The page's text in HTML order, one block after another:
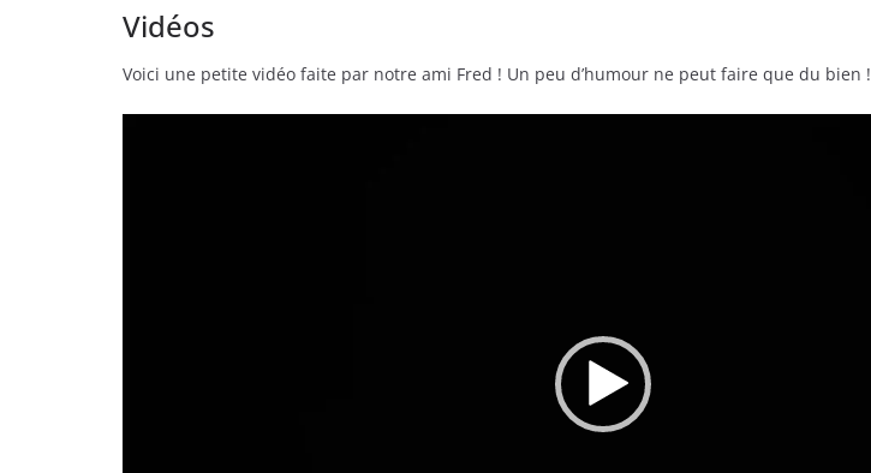
Vidéos
Voici une petite vidéo faite par notre ami Fred ! Un peu d’humour ne peut faire que du bien !